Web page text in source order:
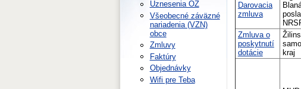
Darovacia
zmluva
Zmluva o
poskytnutí
dotácie
kraj
Uznesenia OZ
Všeobecné záväzné
nariadenia (VZN)
obce
Zmluvy
Faktúry
Objednávky
Wifi pre Teba